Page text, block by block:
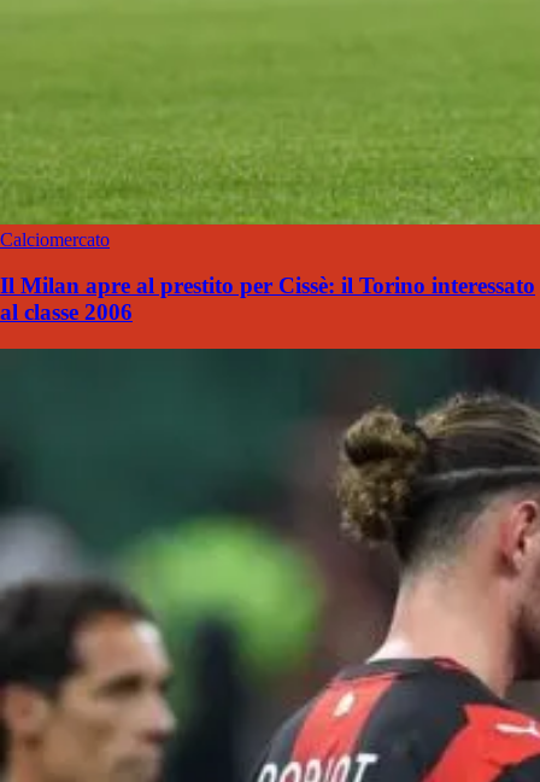
Calciomercato
Il Milan apre al prestito per Cissè: il Torino interessato
al classe 2006